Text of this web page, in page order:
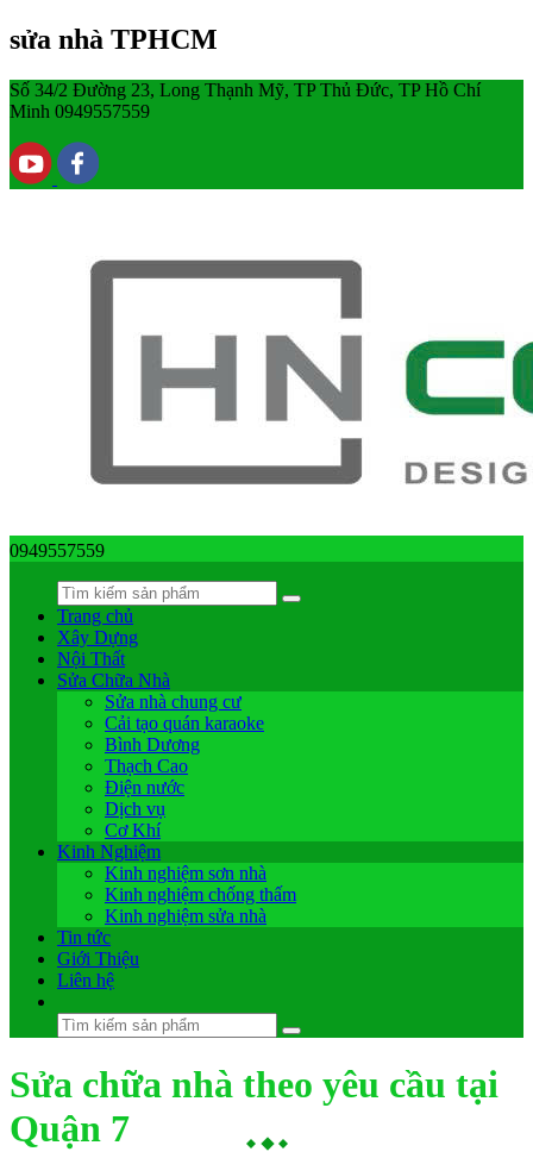
sửa nhà TPHCM
Số 34/2 Đường 23, Long Thạnh Mỹ, TP Thủ Đức, TP Hồ Chí
Minh 0949557559
0949557559
Trang chủ
Xây Dựng
Nội Thất
Sửa Chữa Nhà
Sửa nhà chung cư
Cải tạo quán karaoke
Bình Dương
Thạch Cao
Điện nước
Dịch vụ
Cơ Khí
Kinh Nghiệm
Kinh nghiệm sơn nhà
Kinh nghiệm chống thấm
Kinh nghiệm sửa nhà
Tin tức
Giới Thiệu
Liên hệ
Sửa chữa nhà theo yêu cầu tại
Quận 7